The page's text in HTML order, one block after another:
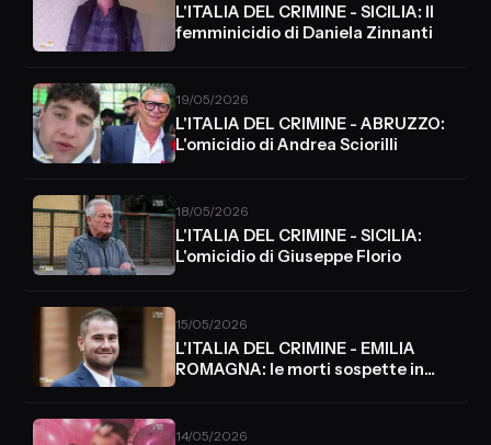
L'ITALIA DEL CRIMINE - SICILIA: Il
femminicidio di Daniela Zinnanti
19/05/2026
L'ITALIA DEL CRIMINE - ABRUZZO:
L'omicidio di Andrea Sciorilli
18/05/2026
L'ITALIA DEL CRIMINE - SICILIA:
L'omicidio di Giuseppe Florio
15/05/2026
L'ITALIA DEL CRIMINE - EMILIA
ROMAGNA: le morti sospette in
14/05/2026